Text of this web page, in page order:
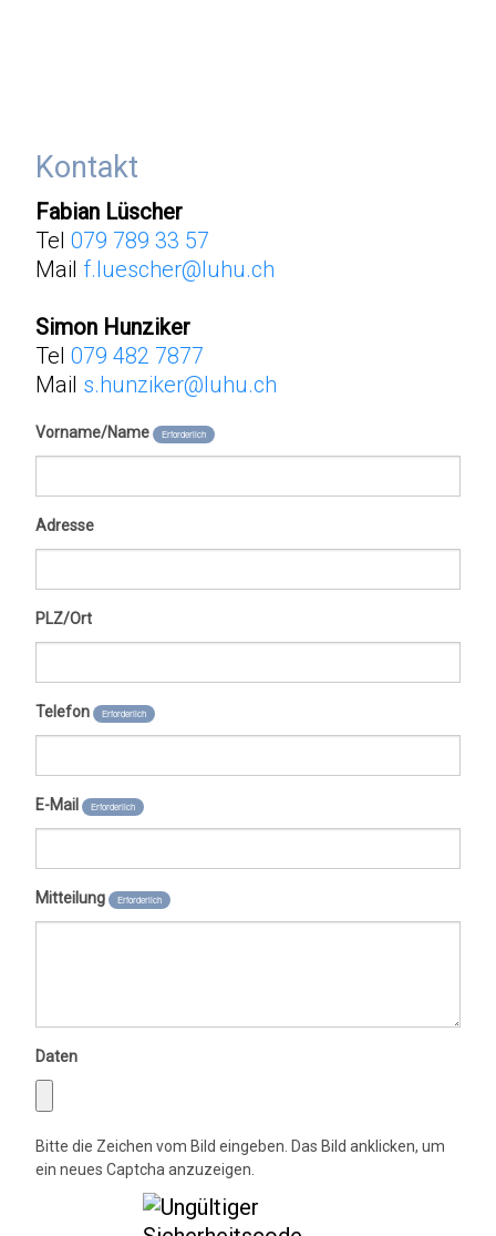
Kontakt
Fabian Lüscher
Tel 079 789 33 57
Mail f.luescher@luhu.ch
Simon Hunziker
Tel 079 482 7877
Mail s.hunziker@luhu.ch
Vorname/Name Erforderlich
Adresse
PLZ/Ort
Telefon Erforderlich
E-Mail Erforderlich
Mitteilung Erforderlich
Daten
Bitte die Zeichen vom Bild eingeben. Das Bild anklicken, um
ein neues Captcha anzuzeigen.